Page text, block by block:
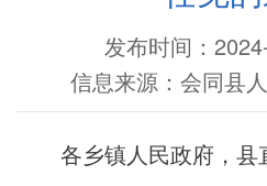
发布时间：
信息来源：会同县
各乡镇人民政府，县